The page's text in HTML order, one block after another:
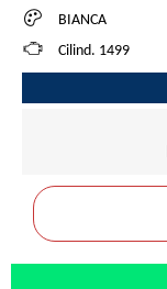
BIANCA
Cilind. 1499